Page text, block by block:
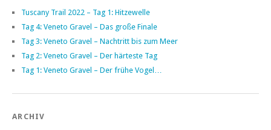
Tuscany Trail 2022 – Tag 1: Hitzewelle
Tag 4: Veneto Gravel – Das große Finale
Tag 3: Veneto Gravel – Nachtritt bis zum Meer
Tag 2: Veneto Gravel – Der härteste Tag
Tag 1: Veneto Gravel – Der frühe Vogel…
ARCHIV